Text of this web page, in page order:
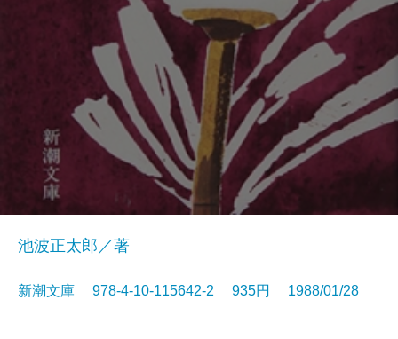
池波正太郎／著
新潮文庫 978-4-10-115642-2 935円 1988/01/28